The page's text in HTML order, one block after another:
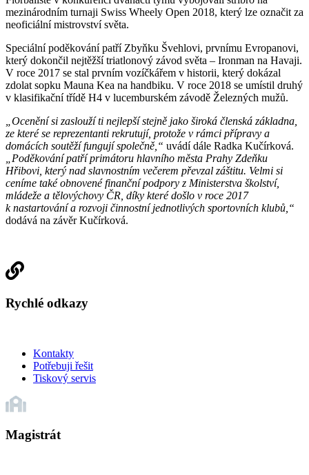
mezinárodním turnaji Swiss Wheely Open 2018, který lze označit za
neoficiální mistrovství světa.
Speciální poděkování patří Zbyňku Švehlovi, prvnímu Evropanovi,
který dokončil nejtěžší triatlonový závod světa – Ironman na Havaji.
V roce 2017 se stal prvním vozíčkářem v historii, který dokázal
zdolat sopku Mauna Kea na handbiku. V roce 2018 se umístil druhý
v klasifikační třídě H4 v lucemburském závodě Železných mužů.
„Ocenění si zaslouží ti nejlepší stejně jako široká členská základna,
ze které se reprezentanti rekrutují, protože v rámci přípravy a
domácích soutěží fungují společně,“ uvádí dále Radka Kučírková.
„Poděkování patří primátoru hlavního města Prahy Zdeňku
Hřibovi, který nad slavnostním večerem převzal záštitu. Velmi si
ceníme také obnovené finanční podpory z Ministerstva školství,
mládeže a tělovýchovy ČR, díky které došlo v roce 2017
k nastartování a rozvoji činnostní jednotlivých sportovních klubů,“
dodává na závěr Kučírková.
Rychlé odkazy
Kontakty
Potřebuji řešit
Tiskový servis
Magistrát